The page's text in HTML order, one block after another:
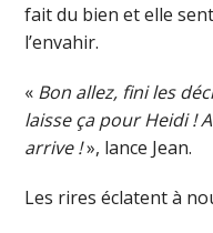
fait du bien et elle
l’envahir.
« Bon allez, fini les
laisse ça pour Heidi !
arrive !», lance Jean.
Les rires éclatent à